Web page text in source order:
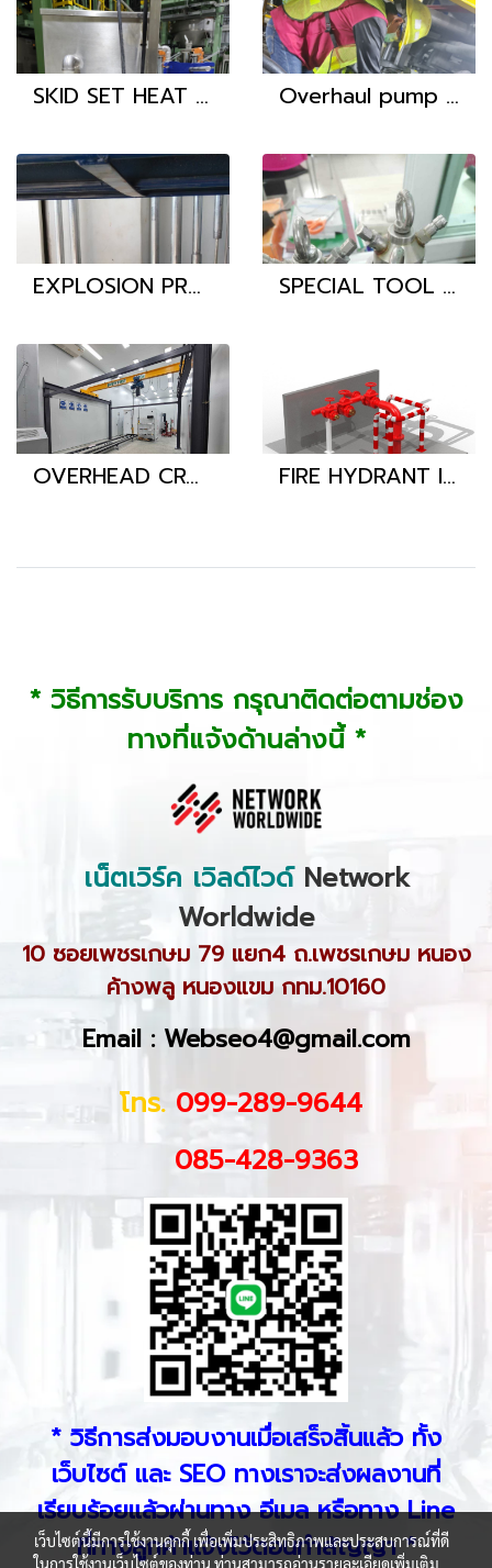
SKID SET HEAT EXCHANGER Overhaul pump hydraulic
EXPLOSION PROOF ELECTRICAL INSTALL SPECIAL TOOL TEST HIGH PRESSURE HDPE PIPE
OVERHEAD CRANE FIRE HYDRANT INSTALL
* วิธีการรับบริการ กรุณาติดต่อตามช่อง
ทางที่แจ้งด้านล่างนี้ *
เน็ตเวิร์ค เวิลด์ไวด์ Network
Worldwide
10 ซอยเพชรเกษม 79 แยก4 ถ.เพชรเกษม หนอง
ค้างพลู หนองแขม กทม.10160
Email : Webseo4@gmail.com
โทร. 099-289-9644
085-428-9363
* วิธีการส่งมอบงานเมื่อเสร็จสิ้นแล้ว ทั้ง
เว็บไซต์ และ SEO ทางเราจะส่งผลงานที่
เรียบร้อยแล้วผ่านทาง อีเมล หรือทาง Line
ที่ทางลูกค้าแจ้งไว้ตอนทำสัญญา *
เว็บไซต์นี้มีการใช้งานคุกกี้ เพื่อเพิ่มประสิทธิภาพและประสบการณ์ที่ดี
ในการใช้งานเว็บไซต์ของท่าน ท่านสามารถอ่านรายละเอียดเพิ่มเติม